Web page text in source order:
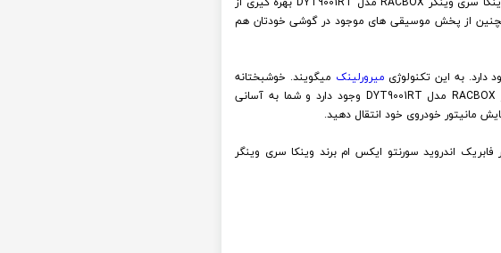
از پخش موسیقی های موجود در گوشی خودتان هم
دارد. به این تکنولوژی میرورلینک میگویند. خوشبختانه
قابلیت میرورلینک بر روی مالتی مدیا اندروید سورنتو ایکس ام SORENTO XM برند وینکا سری وینگر RACBOX مدل DYT9001RT وجود دارد و شما به آسانی
مانیتور خودروی خود انتقال دهید.
اندروید سورنتو ایکس ام برند وینکا سری وینگر